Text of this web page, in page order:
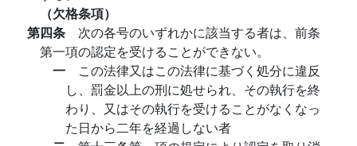
（欠格条項）
第四条 次の各号のいずれかに該当する者は、前条
第一項の認定を受けることができない。
一 この法律又はこの法律に基づく処分に違反
し、罰金以上の刑に処せられ、その執行を終
わり、又はその執行を受けることがなくなっ
た日から二年を経過しない者